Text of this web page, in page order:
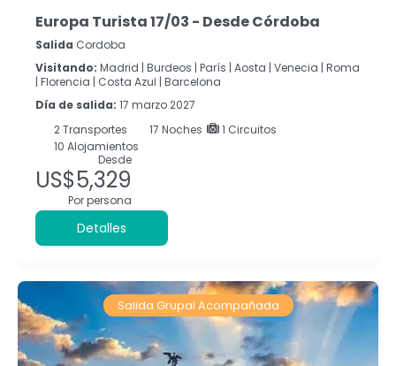
Europa Turista 17/03 - Desde Córdoba
Salida Cordoba
Visitando: Madrid | Burdeos | París | Aosta | Venecia | Roma
| Florencia | Costa Azul | Barcelona
Día de salida: 17 marzo 2027
2Transportes 17 Noches
1 Circuitos
10 Alojamientos
Desde
US$5,329
Por persona
Detalles
Salida Grupal Acompañada